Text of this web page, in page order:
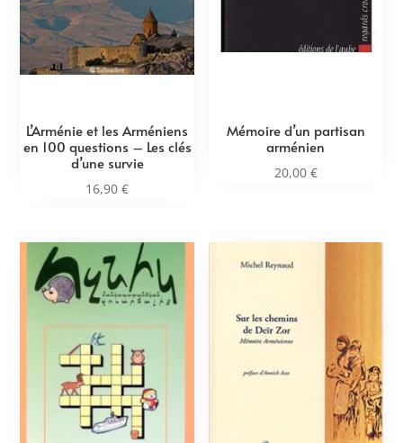
L’Arménie et les Arméniens
en 100 questions – Les clés
d’une survie
16,90€
Mémoire d’un partisan
arménien
20,00 €